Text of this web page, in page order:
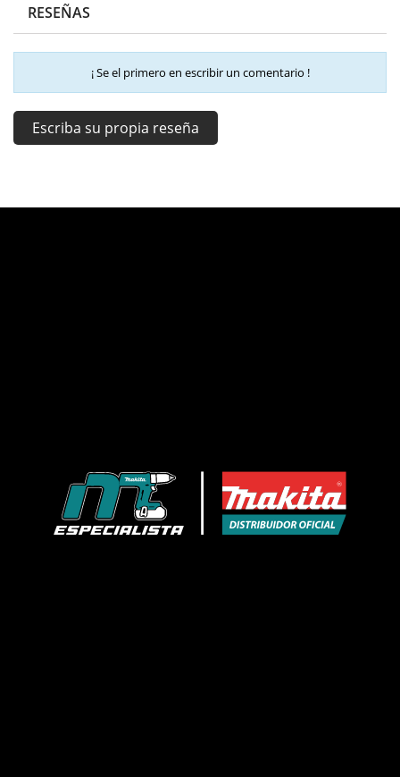
RESEÑAS
¡ Se el primero en escribir un comentario !
Escriba su propia reseña